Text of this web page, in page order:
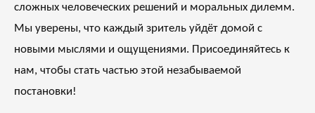
сложных человеческих решений и моральных дилемм.
Мы уверены, что каждый зритель уйдёт домой с
новыми мыслями и ощущениями. Присоединяйтесь к
нам, чтобы стать частью этой незабываемой
постановки!